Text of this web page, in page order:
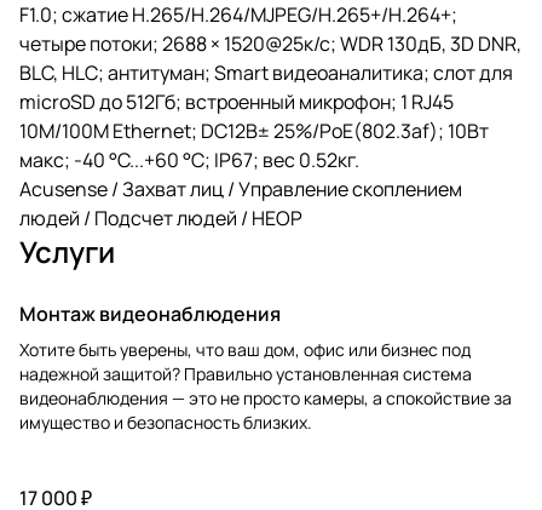
F1.0; сжатие H.265/H.264/MJPEG/H.265+/H.264+;
четыре потоки; 2688 × 1520@25к/с; WDR 130дБ, 3D DNR,
BLC, HLC; антитуман; Smart видеоаналитика; слот для
microSD до 512Гб; встроенный микрофон; 1 RJ45
10M/100M Ethernet; DC12В± 25%/PoE(802.3af); 10Вт
макс; -40 °C...+60 °C; IP67; вес 0.52кг.
Acusense / Захват лиц / Управление скоплением
людей / Подсчет людей / HEOP
Услуги
Монтаж видеонаблюдения
Хотите быть уверены, что ваш дом, офис или бизнес под
надежной защитой? Правильно установленная система
видеонаблюдения — это не просто камеры, а спокойствие за
имущество и безопасность близких.
17 000 ₽